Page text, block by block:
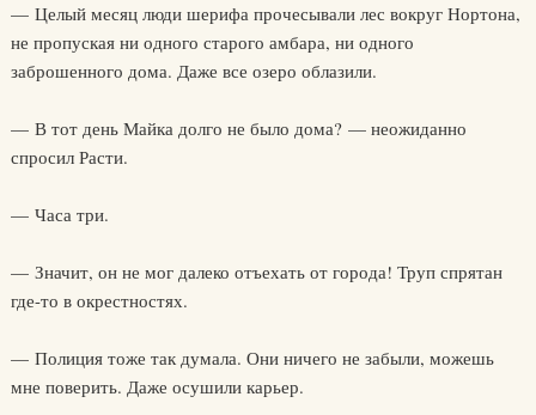
— Целый месяц люди шерифа прочесывали лес вокруг Нортона,
не пропуская ни одного старого амбара, ни одного
заброшенного дома. Даже все озеро облазили.
— В тот день Майка долго не было дома? — неожиданно
спросил Расти.
— Часа три.
— Значит, он не мог далеко отъехать от города! Труп спрятан
где-то в окрестностях.
— Полиция тоже так думала. Они ничего не забыли, можешь
мне поверить. Даже осушили карьер.